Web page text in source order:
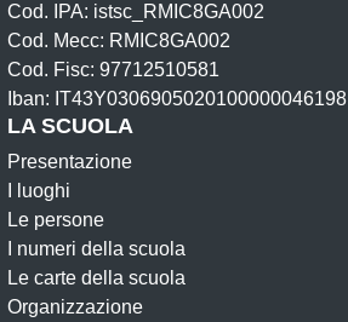
Cod. IPA: istsc_RMIC8GA002
Cod. Mecc: RMIC8GA002
Cod. Fisc: 97712510581
Iban: IT43Y0306905020100000046198
LA SCUOLA
Presentazione
I luoghi
Le persone
I numeri della scuola
Le carte della scuola
Organizzazione